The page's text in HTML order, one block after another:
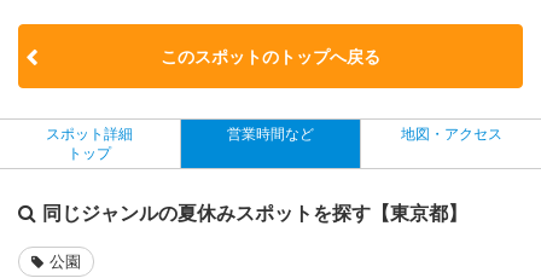
このスポットのトップへ戻る
スポット詳細
トップ
営業時間など 地図・アクセス
同じジャンルの夏休みスポットを探す【東京都】
公園